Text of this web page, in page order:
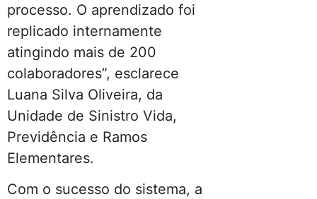
processo. O aprendizado foi
replicado internamente
atingindo mais de 200
colaboradores”, esclarece
Luana Silva Oliveira, da
Unidade de Sinistro Vida,
Previdência e Ramos
Elementares.
Com o sucesso do sistema, a